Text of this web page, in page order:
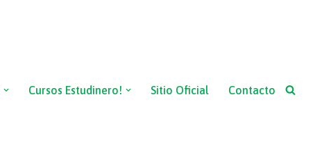
Cursos Estudinero! Sitio Oficial Contacto